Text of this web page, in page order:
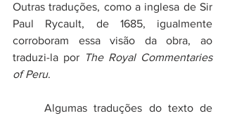
Outras traduções, como a inglesa de Sir
Paul Rycault, de 1685, igualmente
corroboram essa visão da obra, ao
traduzi-la por The Royal Commentaries
of Peru.
	Algumas traduções do texto de